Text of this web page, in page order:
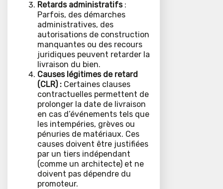
Retards administratifs:
Parfois, des démarches
administratives, des
autorisations de construction
manquantes ou des recours
juridiques peuvent retarder la
livraison du bien.
Causes légitimes de retard
(CLR) : Certaines clauses
contractuelles permettent de
prolonger la date de livraison
en cas d’événements tels que
les intempéries, grèves ou
pénuries de matériaux. Ces
causes doivent être justifiées
par un tiers indépendant
(comme un architecte) et ne
doivent pas dépendre du
promoteur.